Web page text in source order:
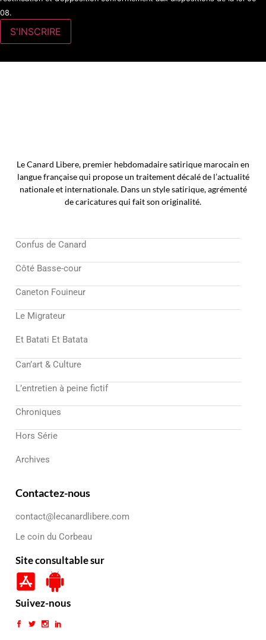
08.
Le Canard Libere, premier hebdomadaire satirique marocain en
langue française qui propose un traitement décalé de l’actualité
nationale et internationale. Dans un style satirique, agrémenté
de caricatures qui fait son originalité.
Confus de Canard
Côté Basse-cour
Caneton Fouineur
Le Migrateur
Et Batati Et Batata
Can’art & Culture
L’entretien à peine fictif
Chroniques
Hors Série
Archives
Contactez-nous
contact@lecanardlibere.com
Le coin du Corbeau
Site consultable sur
Suivez-nous